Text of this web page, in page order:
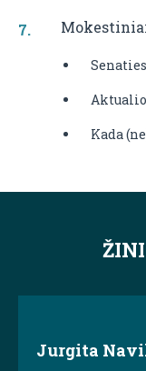
Kada
Jurgita